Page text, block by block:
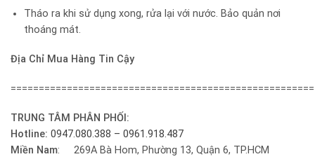
Tháo ra khi sử dụng xong, rửa lại với nước. Bảo quản nơi
thoáng mát.
Địa Chỉ Mua Hàng Tin Cậy
TRUNG TÂM PHÂN PHỐI:
Hotline: 0947.080.388 – 0961.918.487
Miền Nam: 269A Bà Hom, Phường 13, Quận 6, TP.HCM